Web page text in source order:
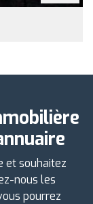
et souhaitez
nous les
pourrez